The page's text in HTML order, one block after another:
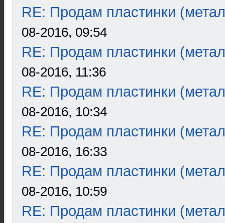
RE: Продам пластинки
08-2016, 09:54
RE: Продам пластинки
08-2016, 11:36
RE: Продам пластинки
08-2016, 10:34
RE: Продам пластинки
08-2016, 16:33
RE: Продам пластинки
08-2016, 10:59
RE: Продам пластинки